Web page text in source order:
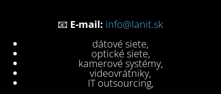
📧 E-mail: info@lanit.sk
dátové siete,
optické siete,
kamerové systémy,
videovrátniky,
IT outsourcing,